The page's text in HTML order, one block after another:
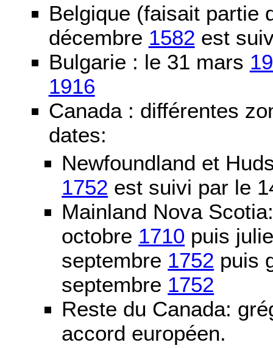
Belgique (faisait partie
décembre 1582 est
Bulgarie : le 31 mars
1916
Canada : différentes
dates:
Newfoundland et
1752 est suivi par le
Mainland Nova
octobre 1710 puis
septembre 1752 puis
septembre 1752
Reste du Canada:
accord européen.